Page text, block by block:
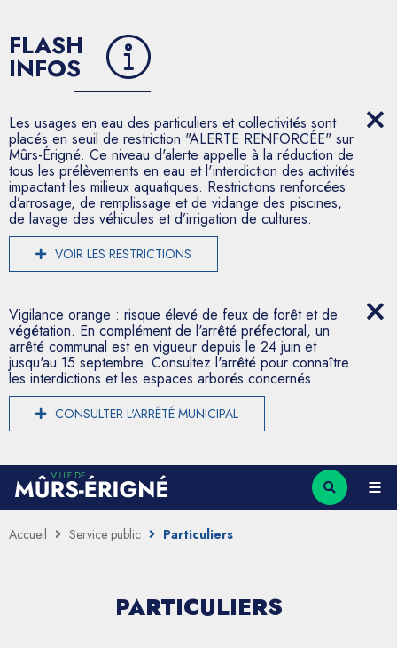
FLASH
INFOS
Les usages en eau des particuliers et collectivités sont
placés en seuil de restriction "ALERTE RENFORCÉE" sur
Mûrs-Érigné. Ce niveau d'alerte appelle à la réduction de
tous les prélèvements en eau et l'interdiction des activités
impactant les milieux aquatiques. Restrictions renforcées
d’arrosage, de remplissage et de vidange des piscines,
de lavage des véhicules et d’irrigation de cultures.
VOIR LES RESTRICTIONS
Vigilance orange : risque élevé de feux de forêt et de
végétation. En complément de l'arrêté préfectoral, un
arrêté communal est en vigueur depuis le 24 juin et
jusqu'au 15 septembre. Consultez l'arrêté pour connaître
les interdictions et les espaces arborés concernés.
CONSULTER L'ARRÊTÉ MUNICIPAL
Accueil Service public Particuliers
PARTICULIERS